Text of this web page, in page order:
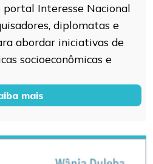
Interesse Nacional
diplomatas e
abordar iniciativas de
socioeconômicas e
mais